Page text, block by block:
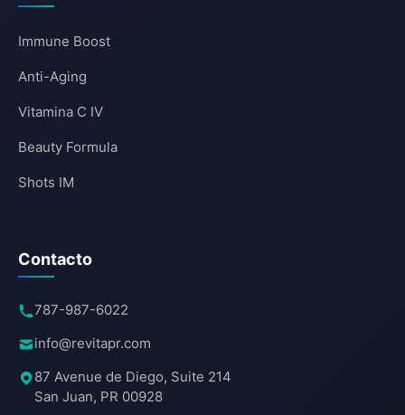
Immune Boost
Anti-Aging
Vitamina C IV
Beauty Formula
Shots IM
Contacto
787-987-6022
info@revitapr.com
87 Avenue de Diego, Suite 214
San Juan, PR 00928